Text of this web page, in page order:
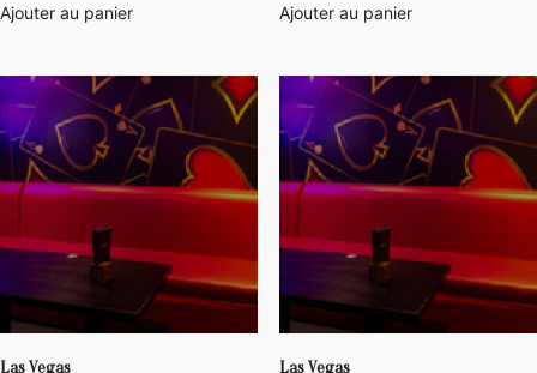
Ajouter au panier Ajouter au panier
Las Vegas Las Vegas